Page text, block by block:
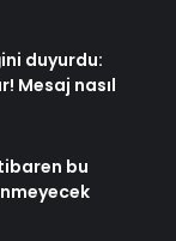
duyurdu:
Mesaj nasıl
bu